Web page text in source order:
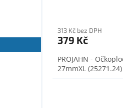
313 Kč bez DPH
379 Kč
PROJAHN -
27mmXL (25271.24)